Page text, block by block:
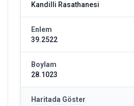
Kandilli Rasathanesi
Enlem
39.2522
Boylam
28.1023
Haritada Göster